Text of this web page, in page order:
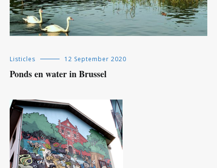
Listicles 12 September 2020
Ponds en water in Brussel